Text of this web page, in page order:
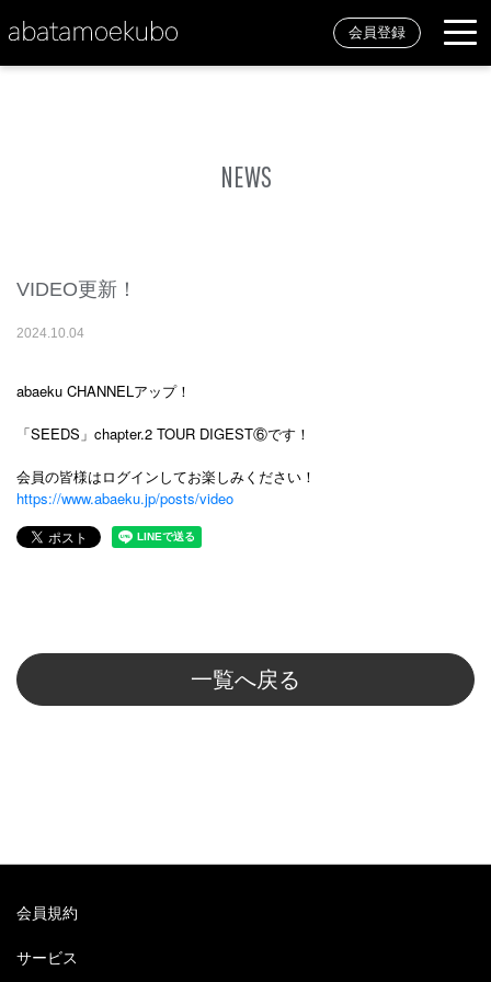
会員登録
NEWS
VIDEO更新！
2024.10.04
abaeku CHANNELアップ！
「SEEDS」chapter.2 TOUR DIGEST⑥です！
会員の皆様はログインしてお楽しみください！
https://www.abaeku.jp/posts/video
一覧へ戻る
会員規約
サービス